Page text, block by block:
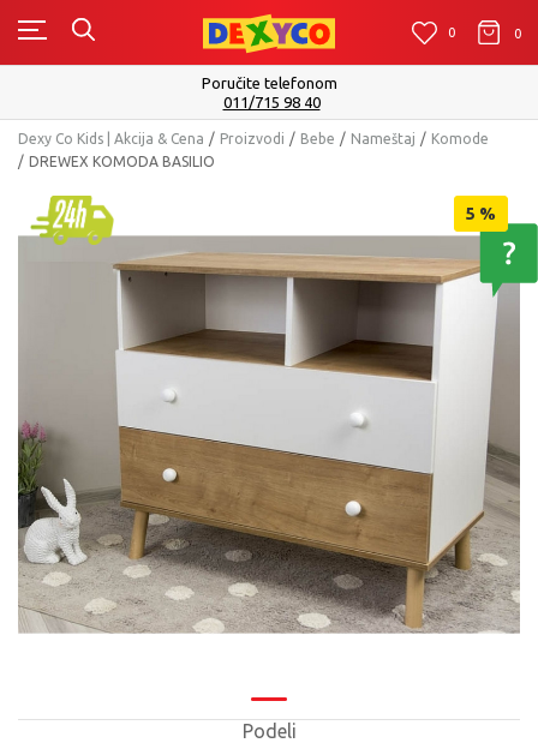
0 0 0
Isporuku možete očekivati u roku od 2 do 4 radna
Pogledaj više
Dexy Co Kids | Akcija & Cena Proizvodi Bebe Nameštaj
Komode
DREWEX KOMODA BASILIO
5 %
Podeli